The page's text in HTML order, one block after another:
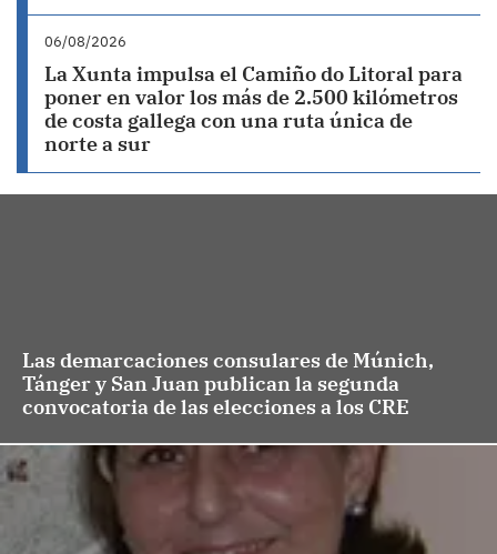
06/08/2026
La Xunta impulsa el Camiño do Litoral para
poner en valor los más de 2.500 kilómetros
de costa gallega con una ruta única de
norte a sur
Las demarcaciones consulares de Múnich,
Tánger y San Juan publican la segunda
convocatoria de las elecciones a los CRE